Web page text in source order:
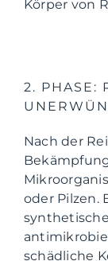
Körper von
2. PHASE:
Nach der
oder Pilzen.
schädliche